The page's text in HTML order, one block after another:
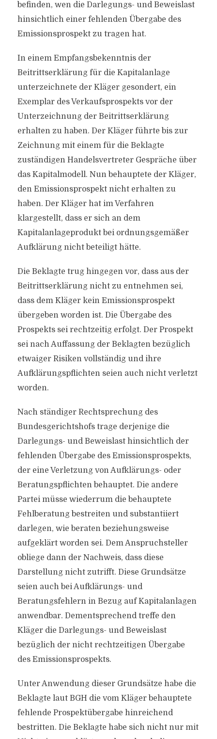
befinden, wen die Darlegungs- und Beweislast
hinsichtlich einer fehlenden Übergabe des
Emissionsprospekt zu tragen hat.
In einem Empfangsbekenntnis der
Beitrittserklärung für die Kapitalanlage
unterzeichnete der Kläger gesondert, ein
Exemplar des Verkaufsprospekts vor der
Unterzeichnung der Beitrittserklärung
erhalten zu haben. Der Kläger führte bis zur
Zeichnung mit einem für die Beklagte
zuständigen Handelsvertreter Gespräche über
das Kapitalmodell. Nun behauptete der Kläger,
den Emissionsprospekt nicht erhalten zu
haben. Der Kläger hat im Verfahren
klargestellt, dass er sich an dem
Kapitalanlageprodukt bei ordnungsgemäßer
Aufklärung nicht beteiligt hätte.
Die Beklagte trug hingegen vor, dass aus der
Beitrittserklärung nicht zu entnehmen sei,
dass dem Kläger kein Emissionsprospekt
übergeben worden ist. Die Übergabe des
Prospekts sei rechtzeitig erfolgt. Der Prospekt
sei nach Auffassung der Beklagten bezüglich
etwaiger Risiken vollständig und ihre
Aufklärungspflichten seien auch nicht verletzt
worden.
Nach ständiger Rechtsprechung des
Bundesgerichtshofs trage derjenige die
Darlegungs- und Beweislast hinsichtlich der
fehlenden Übergabe des Emissionsprospekts,
der eine Verletzung von Aufklärungs- oder
Beratungspflichten behauptet. Die andere
Partei müsse wiederrum die behauptete
Fehlberatung bestreiten und substantiiert
darlegen, wie beraten beziehungsweise
aufgeklärt worden sei. Dem Anspruchsteller
obliege dann der Nachweis, dass diese
Darstellung nicht zutrifft. Diese Grundsätze
seien auch bei Aufklärungs- und
Beratungsfehlern in Bezug auf Kapitalanlagen
anwendbar. Dementsprechend treffe den
Kläger die Darlegungs- und Beweislast
bezüglich der nicht rechtzeitigen Übergabe
des Emissionsprospekts.
Unter Anwendung dieser Grundsätze habe die
Beklagte laut BGH die vom Kläger behauptete
fehlende Prospektübergabe hinreichend
bestritten. Die Beklagte habe sich nicht nur mit